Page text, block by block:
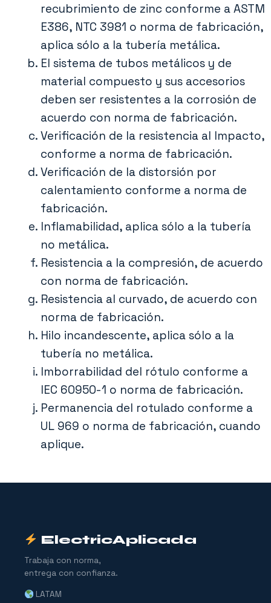
recubrimiento de zinc conforme a ASTM
E386, NTC 3981 o norma de fabricación,
aplica sólo a la tubería metálica.
El sistema de tubos metálicos y de
material compuesto y sus accesorios
deben ser resistentes a la corrosión de
acuerdo con norma de fabricación.
Verificación de la resistencia al Impacto,
conforme a norma de fabricación.
Verificación de la distorsión por
calentamiento conforme a norma de
fabricación.
Inflamabilidad, aplica sólo a la tubería
no metálica.
Resistencia a la compresión, de acuerdo
con norma de fabricación.
Resistencia al curvado, de acuerdo con
norma de fabricación.
Hilo incandescente, aplica sólo a la
tubería no metálica.
Imborrabilidad del rótulo conforme a
IEC 60950-1 o norma de fabricación.
Permanencia del rotulado conforme a
UL 969 o norma de fabricación, cuando
aplique.
ElectricAplicada
Trabaja con norma,
entrega con confianza.
LATAM